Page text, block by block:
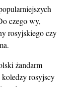
czego wy,
rosyjskiego czy
żandarm
rosyjscy